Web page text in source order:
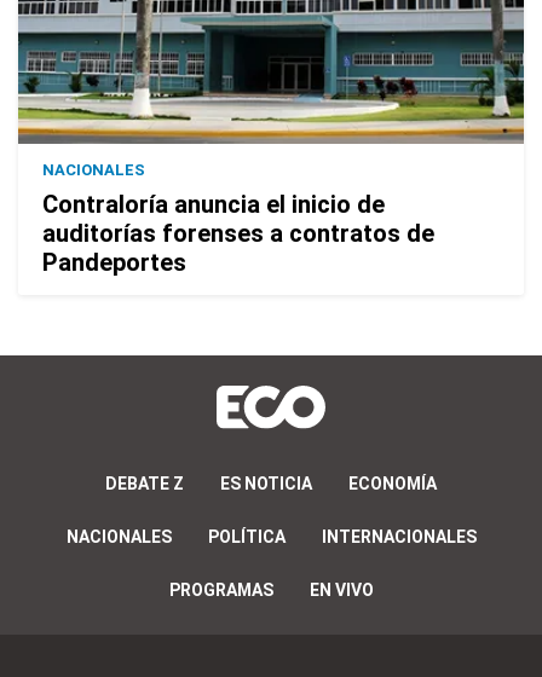
NACIONALES
Contraloría anuncia el inicio de
auditorías forenses a contratos de
Pandeportes
DEBATE Z ES NOTICIA ECONOMÍA
NACIONALES POLÍTICA INTERNACIONALES
PROGRAMAS EN VIVO